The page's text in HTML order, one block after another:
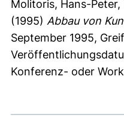
Molitoris, Hans-Peter,
(1995) Abbau von
September 1995,
Konferenz- oder